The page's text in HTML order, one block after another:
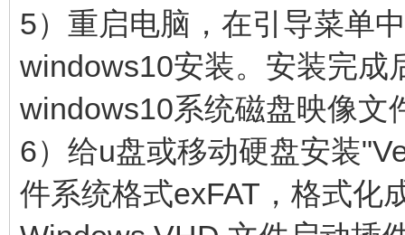
5）重启电脑，在引导菜单
windows10安装。安装完成
windows10系统磁盘映像文
6）给u盘或移动硬盘安装
件系统格式exFAT，格式化